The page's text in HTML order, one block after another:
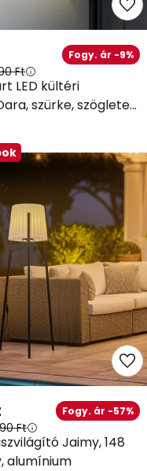
LED kültéri
szürke, szögletes,
Fogy. ár -9%
Ft
Jaimy, 148
alumínium
Fogy. ár -57%
Ft